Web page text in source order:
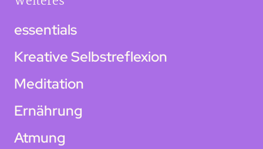
essentials
Kreative Selbstreflexion
Meditation
Ernährung
Atmung